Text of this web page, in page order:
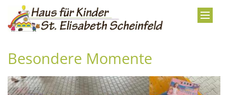
Zum Inhalt springen
Besondere Momente